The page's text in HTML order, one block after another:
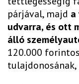
párjával, majd a
udvarra, és ott
álló
120.000
tulajdonosának,